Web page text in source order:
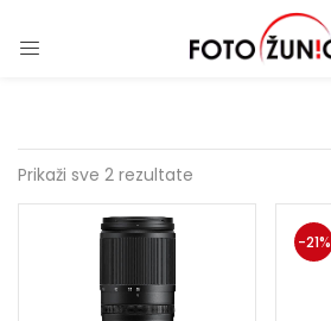
Prikaži sve 2 rezultate
-21%